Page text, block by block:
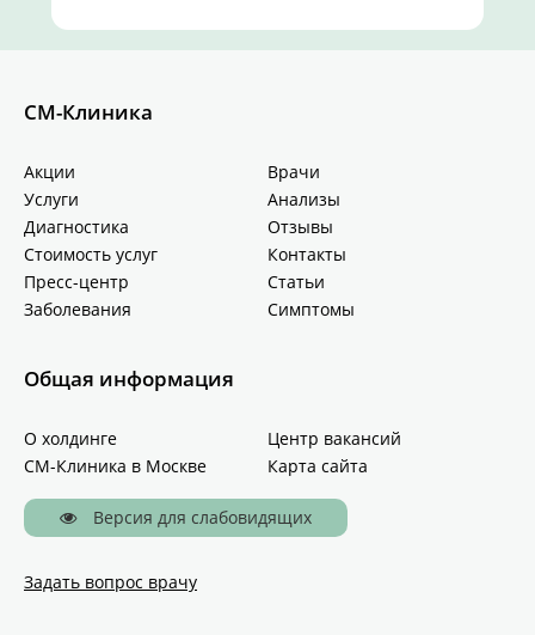
СМ-Клиника
Акции
Врачи
Услуги
Анализы
Диагностика
Отзывы
Стоимость услуг
Контакты
Пресс-центр
Статьи
Заболевания
Симптомы
Общая информация
О холдинге
Центр вакансий
СМ-Клиника в Москве
Карта сайта
Версия для слабовидящих
Задать вопрос врачу